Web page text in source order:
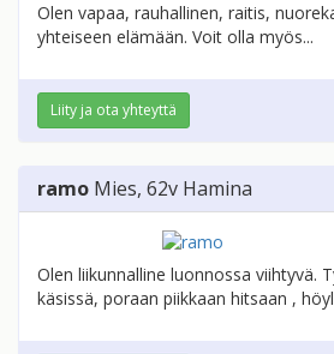
Olen vapaa, rauhallinen, raitis,
yhteiseen elämään. Voit olla myös...
Liity ja ota yhteyttä
ramo Mies, 62v Hamina
Olen liikunnalline luonnossa viihtyvä.
käsissä, poraan piikkaan hitsaan ,